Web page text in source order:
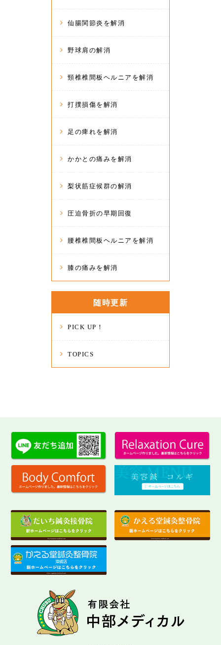
仙腸関節炎を解消
野球肩の解消
頸椎椎間板ヘルニアを解消
打撲損傷を解消
足の痺れを解消
かかとの痛みを解消
梨状筋症候群の解消
圧迫骨折の早期回復
腰椎椎間板ヘルニアを解消
膝の痛みを解消
随時更新
PICK UP！
TOPICS